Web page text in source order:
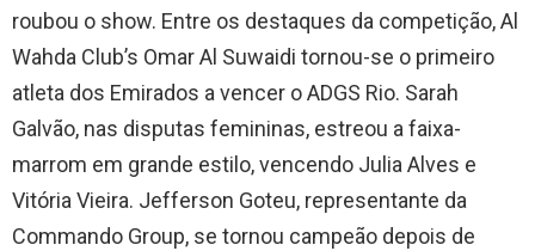
roubou o show. Entre os destaques da competição, Al
Wahda Club’s Omar Al Suwaidi tornou-se o primeiro
atleta dos Emirados a vencer o ADGS Rio. Sarah
Galvão, nas disputas femininas, estreou a faixa-
marrom em grande estilo, vencendo Julia Alves e
Vitória Vieira. Jefferson Goteu, representante da
Commando Group, se tornou campeão depois de